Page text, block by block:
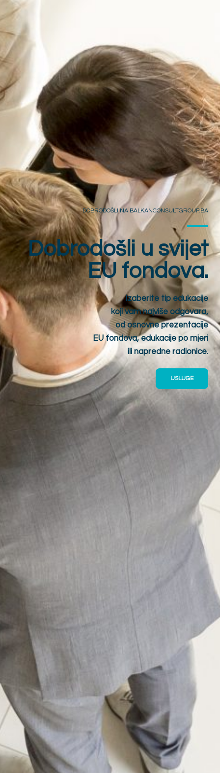
DOBRODOŠLI NA BALKANCONSULTGROUP.BA
Dobrodošli u svijet
EU fondova.
Izaberite tip edukacije
koji vam najviše odgovara,
od osnovne prezentacije
EU fondova, edukacije po mjeri
ili napredne radionice.
USLUGE